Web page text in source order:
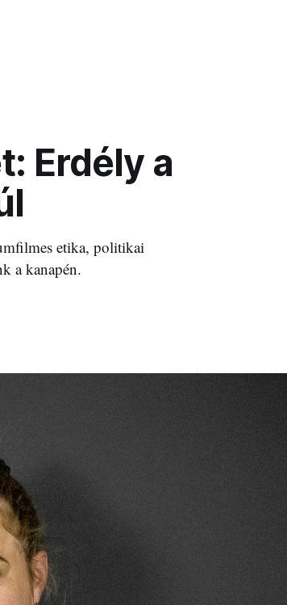
Erdély a
etika, politikai
a kanapén.